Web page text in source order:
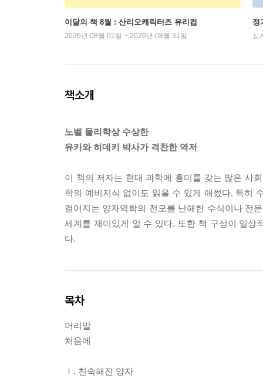
이달의 책 8월 : 산리오캐릭터즈 유리컵
2026년 08월 01일 ~ 2026년 08월 31일
정
상
책소개
노벨 물리학상 수상한
유카와 히데키 박사가 격찬한 역저
이 책의 저자는 현대 과학에 흥미를 갖는 많은 사
학의 예비지식 없이도 읽을 수 있게 애썼다. 특히
컬어지는 양자역학의 전모를 난해한 수식이나 전
세계를 재미있게 알 수 있다. 또한 책 구성이 일상
다.
목차
머리말
처음에
Ⅰ. 친숙해진 양자